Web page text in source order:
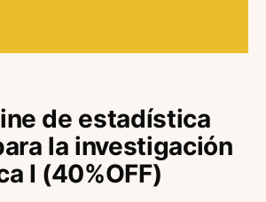
de estadística
la investigación
I (40%OFF)